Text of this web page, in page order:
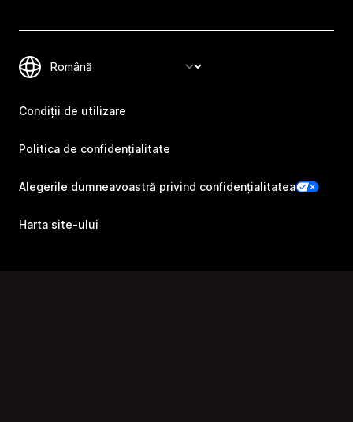
Condiții de utilizare
Politica de confidențialitate
Alegerile dumneavoastră privind confidențialitatea
Harta site-ului